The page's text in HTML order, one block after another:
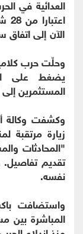
العدائية في
الآن إلى اتفاق
وحلّت حرب
يضغط على
المستثمرين
وكشفت وكالة
زيارة مرتقبة
"المحادثات
تقديم تفاصيل.
نفسه.
واستضافت
المباشرة بين